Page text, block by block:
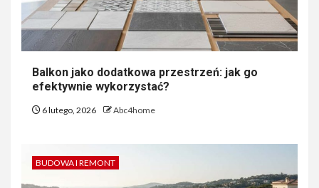
Balkon jako dodatkowa przestrzeń: jak go
efektywnie wykorzystać?
6 lutego, 2026 Abc4home
BUDOWA I REMONT